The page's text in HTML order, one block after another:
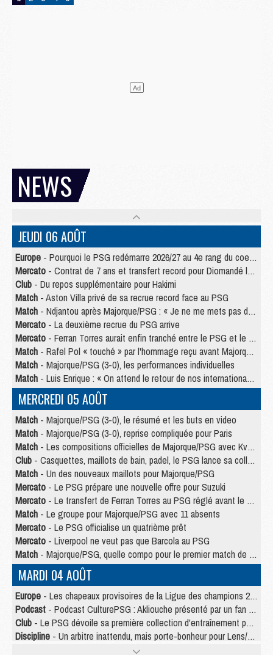
NEWS
JEUDI 06 AOÛT
Europe - Pourquoi le PSG redémarre 2026/27 au 4e rang du coefficient UEFA
Mercato - Contrat de 7 ans et transfert record pour Diomandé loin du PSG
Club - Du repos supplémentaire pour Hakimi
Match - Aston Villa privé de sa recrue record face au PSG
Match - Ndjantou après Majorque/PSG : « Je ne me mets pas de plafond »
Mercato - La deuxième recrue du PSG arrive
Mercato - Ferran Torres aurait enfin tranché entre le PSG et le Barça
Match - Rafel Pol « touché » par l'hommage reçu avant Majorque/PSG
Match - Majorque/PSG (3-0), les performances individuelles
Match - Luis Enrique : « On attend le retour de nos internationaux »
MERCREDI 05 AOÛT
Match - Majorque/PSG (3-0), le résumé et les buts en video
Match - Majorque/PSG (3-0), reprise compliquée pour Paris
Match - Les compositions officielles de Majorque/PSG avec Kvara et de nombreux jeunes
Club - Casquettes, maillots de bain, padel, le PSG lance sa collection été
Match - Un des nouveaux maillots pour Majorque/PSG
Mercato - Le PSG prépare une nouvelle offre pour Suzuki
Mercato - Le transfert de Ferran Torres au PSG réglé avant le 12 août ?
Match - Le groupe pour Majorque/PSG avec 11 absents
Mercato - Le PSG officialise un quatrième prêt
Mercato - Liverpool ne veut pas que Barcola au PSG
Match - Majorque/PSG, quelle compo pour le premier match de la saison 2026/27 ?
MARDI 04 AOÛT
Europe - Les chapeaux provisoires de la Ligue des champions 2026/27
Podcast - Podcast CulturePSG : Akliouche présenté par un fan de Monaco
Club - Le PSG dévoile sa première collection d'entraînement pour 2026/2027
Discipline - Un arbitre inattendu, mais porte-bonheur pour Lens/PSG
- Majorque/PSG, sur quelle chaine et à quelle heure regarder le match ?